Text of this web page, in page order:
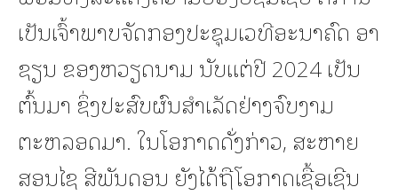
ເປັນເຈົ້າພາບຈັດກອງປະຊຸມເວທີອະນາຄົດ ອາ
ຊຽນ ຂອງຫວຽດນາມ ນັບແຕ່ປີ 2024 ເປັນ
ຕົ້ນມາ ຊຶ່ງປະສົບຜົນສຳເລັດຢ່າງຈົບງາມ
ຕະຫລອດມາ. ໃນໂອກາດດັ່ງກ່າວ, ສະຫາຍ
ສອນໄຊ ສີພັນດອນ ຍັງໄດ້ຖືໂອກາດເຊື້ອເຊີນ